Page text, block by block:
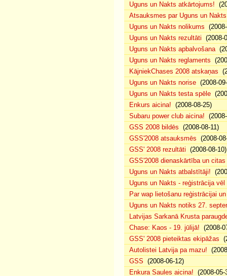
Uguns un Nakts atkārtojums!
Atsauksmes par Uguns un Nakts
Uguns un Nakts nolikums
Uguns un Nakts rezultāti (2008-
Uguns un Nakts apbalvošana
Uguns un Nakts reglaments
KājniekChases 2008 atskaņas
Uguns un Nakts norise (2008-
Uguns un Nakts testa spēle
Enkurs aicina! (2008-08-25)
Subaru power club aicina!
GSS 2008 bildēs (2008-08-11)
GSS'2008 atsauksmēs (2008-
GSS' 2008 rezultāti (2008-08-10)
GSS'2008 dienaskārtība un
Uguns un Nakts atbalstītāji!
Uguns un Nakts - reģistrācija
Par wap lietošanu reģistrācijai
Uguns un Nakts notiks 27.
Latvijas Sarkanā Krusta
Chase: Kaos - 19. jūlijā! (2008-
GSS' 2008 pieteiktas ekipāžas
Autolistei Latvija pa mazu!
GSS (2008-06-12)
Enkura Saules aicina! (2008-05-